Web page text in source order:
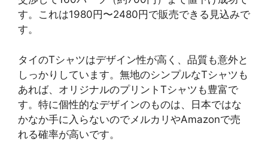
す。これは1980円〜2480円で販売できる見込みで
す。
タイのTシャツはデザイン性が高く、品質も意外と
しっかりしています。無地のシンプルなTシャツも
あれば、オリジナルのプリントTシャツも豊富で
す。特に個性的なデザインのものは、日本ではな
かなか手に入らないのでメルカリやAmazonで売
れる確率が高いです。